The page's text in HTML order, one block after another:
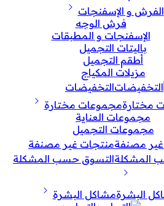
الفرش و الإسفنجات
فرش الوجه
الإسفنجات و المطبقات
باليتات التجميل
أطقم التجميل
مزيلات المكياج
التخفيضات
مجموعات مختارة
مجموعات العناية
مجموعات التجميل
منتجات غير مصنفة
التسوق حسب المشكلة
مشاكل البشرة